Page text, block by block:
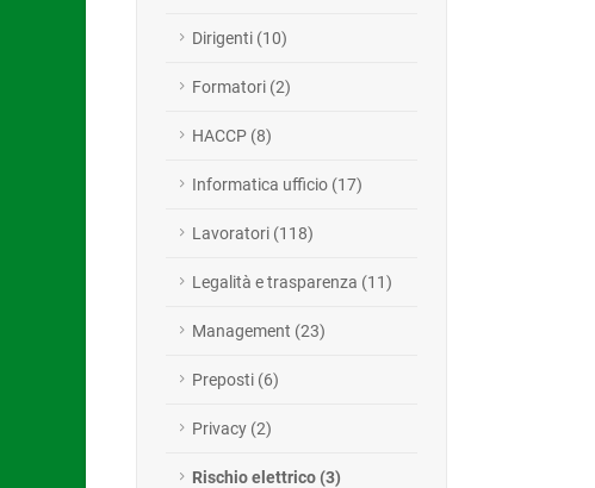
Dirigenti (10)
Formatori (2)
HACCP (8)
Informatica ufficio (17)
Lavoratori (118)
Legalità e trasparenza (11)
Management (23)
Preposti (6)
Privacy (2)
Rischio elettrico (3)